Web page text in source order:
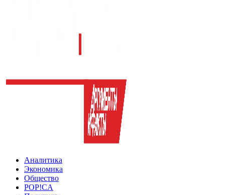
Аналитика
Экономика
Общество
POP!CA